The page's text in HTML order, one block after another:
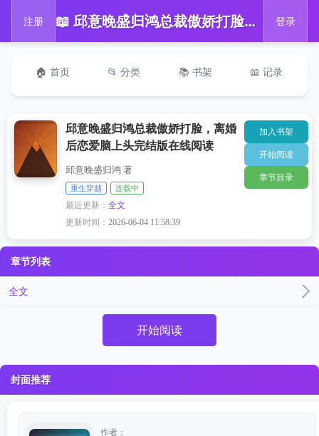
注册 📖 邱意晚盛归鸿总裁傲娇打脸，离婚后恋爱脑上头完结版在线阅读 登录
🏠 首页 📂 分类 📚 书架 📖 记录
邱意晚盛归鸿总裁傲娇打脸，离婚
后恋爱脑上头完结版在线阅读
邱意晚盛归鸿 著
重生穿越 连载中
最近更新：全文
更新时间：2026-06-04 11:58:39
加入书架
开始阅读
章节目录
章节列表
全文
开始阅读
封面推荐
作者：